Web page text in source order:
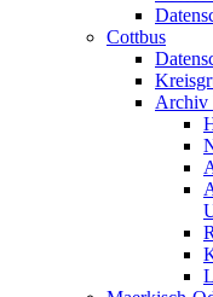
Cottbus
Archiv